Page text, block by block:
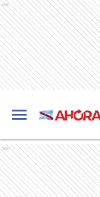
Ads
Ads